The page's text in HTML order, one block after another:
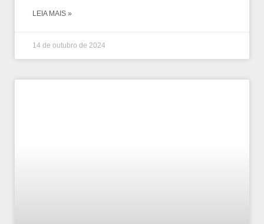
LEIA MAIS »
14 de outubro de 2024